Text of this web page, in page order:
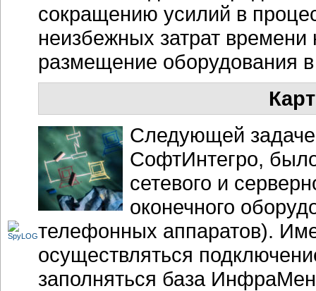
сокращению усилий в
неизбежных затрат
размещение оборудования
Следующей
СофтИнтегро,
сетевого и
оконечного
телефонных аппаратов).
осуществляться
заполняться база